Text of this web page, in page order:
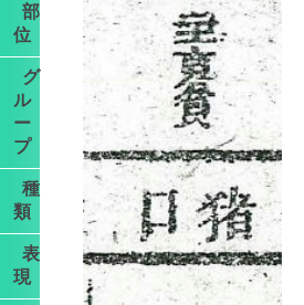
部
位
グ
ル
ー
プ
種
類
表
現